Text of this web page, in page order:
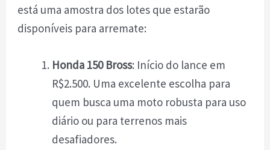
está uma amostra dos lotes que estarão
disponíveis para arremate:
Honda 150 Bross: Início do lance em
R$2.500. Uma excelente escolha para
quem busca uma moto robusta para uso
diário ou para terrenos mais
desafiadores.